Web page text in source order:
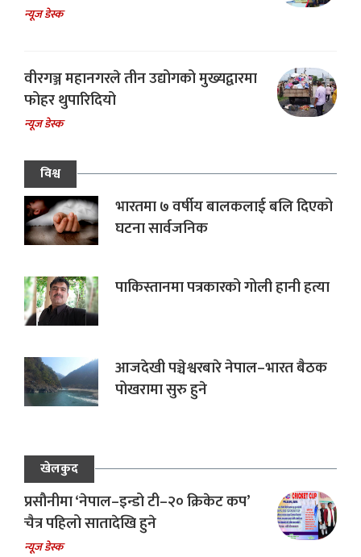
न्यूज डेस्क
वीरगञ्ज महानगरले तीन उद्योगको मुख्यद्वारमा
फोहर थुपारिदियो
न्यूज डेस्क
विश्व
भारतमा ७ वर्षीय बालकलाई बलि दिएको
घटना सार्वजनिक
पाकिस्तानमा पत्रकारको गोली हानी हत्या
आजदेखी पञ्चेश्वरबारे नेपाल–भारत बैठक
पोखरामा सुरु हुने
खेलकुद
प्रसौनीमा ‘नेपाल–इन्डो टी–२० क्रिकेट कप’
चैत्र पहिलो सातादेखि हुने
न्यूज डेस्क